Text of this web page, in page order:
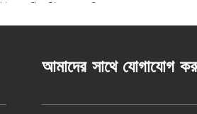
স্টেইনলেস স্টিল টিউব হেড কেসিং
আমাদের সাথে যোগাযোগ